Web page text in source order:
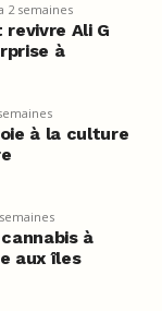
2 semaines
Ali G
à
à la culture
à
aux îles